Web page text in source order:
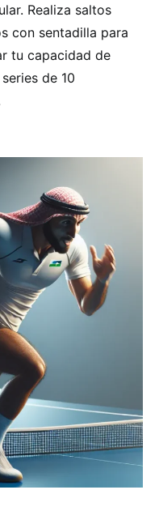
Realiza saltos
con sentadilla para
tu capacidad de
de 10